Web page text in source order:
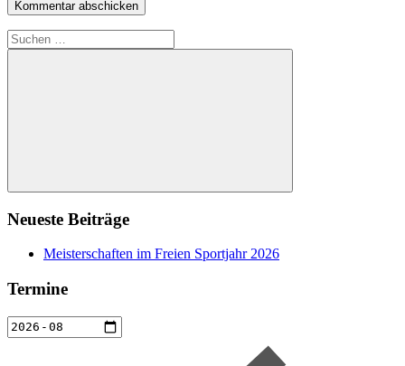
Suchen
nach:
Suchen
Neueste Beiträge
Meisterschaften im Freien Sportjahr 2026
Termine